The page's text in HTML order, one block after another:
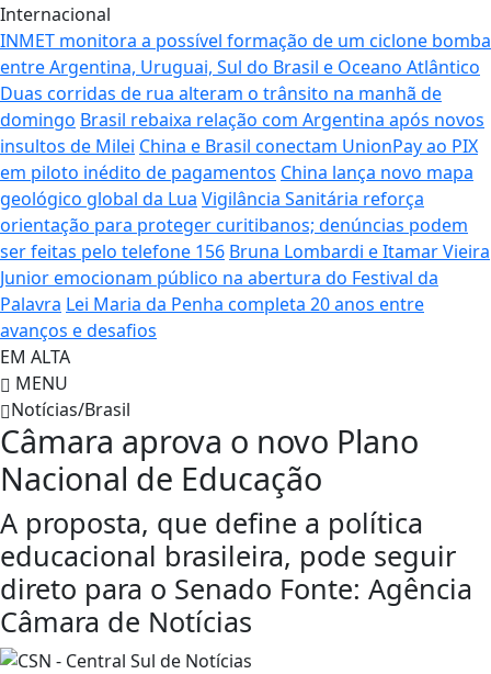
Internacional
INMET monitora a possível formação de um ciclone bomba
entre Argentina, Uruguai, Sul do Brasil e Oceano Atlântico
Duas corridas de rua alteram o trânsito na manhã de
domingo Brasil rebaixa relação com Argentina após novos
insultos de Milei China e Brasil conectam UnionPay ao PIX
em piloto inédito de pagamentos China lança novo mapa
geológico global da Lua Vigilância Sanitária reforça
orientação para proteger curitibanos; denúncias podem
ser feitas pelo telefone 156 Bruna Lombardi e Itamar Vieira
Junior emocionam público na abertura do Festival da
Palavra Lei Maria da Penha completa 20 anos entre
avanços e desafios
EM ALTA
MENU
Notícias/Brasil
Câmara aprova o novo Plano
Nacional de Educação
A proposta, que define a política
educacional brasileira, pode seguir
direto para o Senado Fonte: Agência
Câmara de Notícias